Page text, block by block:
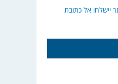
יישלחו אל כתובת